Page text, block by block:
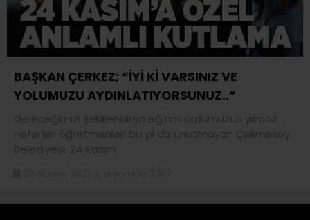
BAŞKAN ÇERKEZ; “İYİ Kİ VARSINIZ VE
YOLUMUZU AYDINLATIYORSUNUZ..”
Geleceğimizi şekillendiren eğitim ordumuzun yılmaz
neferleri öğretmenleri bu yıl da unutmayan Çekmeköy
Belediyesi, 24 Kasım